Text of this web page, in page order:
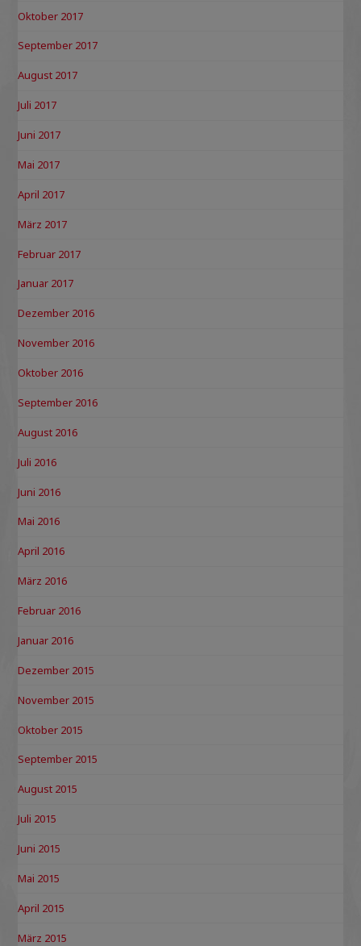
Oktober 2017
September 2017
August 2017
Juli 2017
Juni 2017
Mai 2017
April 2017
März 2017
Februar 2017
Januar 2017
Dezember 2016
November 2016
Oktober 2016
September 2016
August 2016
Juli 2016
Juni 2016
Mai 2016
April 2016
März 2016
Februar 2016
Januar 2016
Dezember 2015
November 2015
Oktober 2015
September 2015
August 2015
Juli 2015
Juni 2015
Mai 2015
April 2015
März 2015